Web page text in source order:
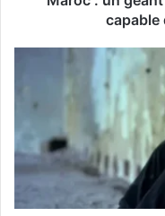
é
n
e
g
capable
g
n
d